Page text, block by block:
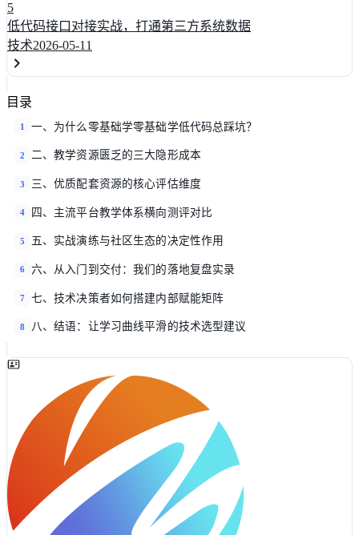
5
低代码接口对接实战，打通第三方系统数据
技术2026-05-11
目录
1 一、为什么零基础学零基础学低代码总踩坑？
2 二、教学资源匮乏的三大隐形成本
3 三、优质配套资源的核心评估维度
4 四、主流平台教学体系横向测评对比
5 五、实战演练与社区生态的决定性作用
6 六、从入门到交付：我们的落地复盘实录
7 七、技术决策者如何搭建内部赋能矩阵
8 八、结语：让学习曲线平滑的技术选型建议